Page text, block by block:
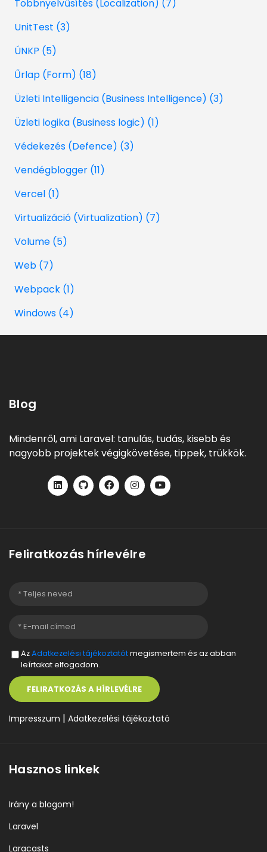
Többnyelvűsítés (Localization) (7)
UnitTest (3)
ÚNKP (5)
Űrlap (Form) (18)
Üzleti Intelligencia (Business Intelligence) (3)
Üzleti logika (Business logic) (1)
Védekezés (Defence) (3)
Vendégblogger (11)
Vercel (1)
Virtualizáció (Virtualization) (7)
Volume (5)
Web (7)
Webpack (1)
Windows (4)
Blog
Mindenről, ami Laravel: tanulás, tudás, kisebb és
nagyobb projektek végigkövetése, tippek, trükkök.
Feliratkozás hírlevélre
AzAdatkezelési tájékoztatótmegismertem és az abban
leírtakat elfogadom.
FELIRATKOZÁS A HÍRLEVÉLRE
Impresszum | Adatkezelési tájékoztató
Hasznos linkek
Irány a blogom!
Laravel
Laracasts